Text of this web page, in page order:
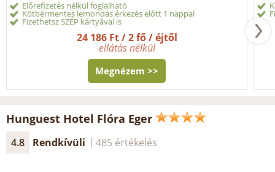
Előrefizetés nélkül foglalható
Kötbérmentes lemondás érkezés előtt 1 nappal
Fizethetsz SZÉP kártyával is
24 186 Ft / 2 fő / éjtől
ellátás nélkül
Megnézem >>
Hunguest Hotel Flóra Eger
4.8 Rendkívüli 485 értékelés